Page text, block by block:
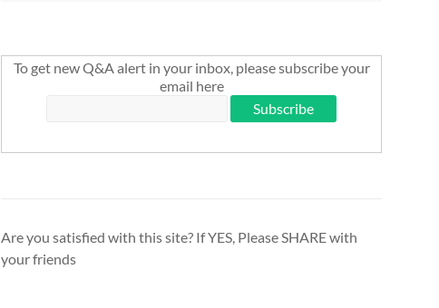
To get new Q&A alert in your inbox, please subscribe your
email here
Are you satisfied with this site? If YES, Please SHARE with
your friends